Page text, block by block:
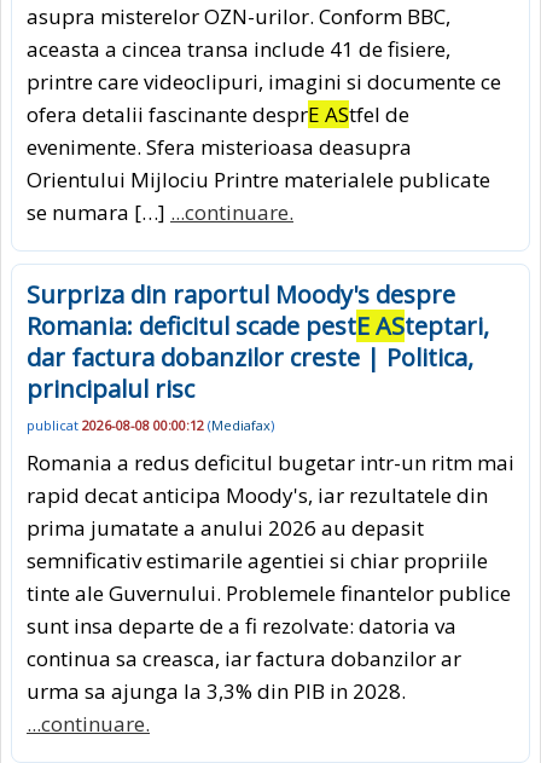
asupra misterelor OZN-urilor. Conform BBC,
aceasta a cincea transa include 41 de fisiere,
printre care videoclipuri, imagini si documente ce
ofera detalii fascinante desprE AStfel de
evenimente. Sfera misterioasa deasupra
Orientului Mijlociu Printre materialele publicate
se numara […] ...continuare.
Surpriza din raportul Moody's despre
Romania: deficitul scade pestE ASteptari,
dar factura dobanzilor creste | Politica,
principalul risc
publicat 2026-08-08 00:00:12 (Mediafax)
Romania a redus deficitul bugetar intr-un ritm mai
rapid decat anticipa Moody's, iar rezultatele din
prima jumatate a anului 2026 au depasit
semnificativ estimarile agentiei si chiar propriile
tinte ale Guvernului. Problemele finantelor publice
sunt insa departe de a fi rezolvate: datoria va
continua sa creasca, iar factura dobanzilor ar
urma sa ajunga la 3,3% din PIB in 2028.
...continuare.